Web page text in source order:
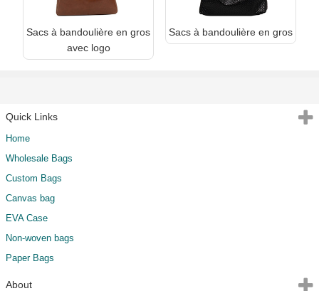
Sacs à bandoulière en gros
avec logo
Sacs à bandoulière en gros
Quick Links
Home
Wholesale Bags
Custom Bags
Canvas bag
EVA Case
Non-woven bags
Paper Bags
About